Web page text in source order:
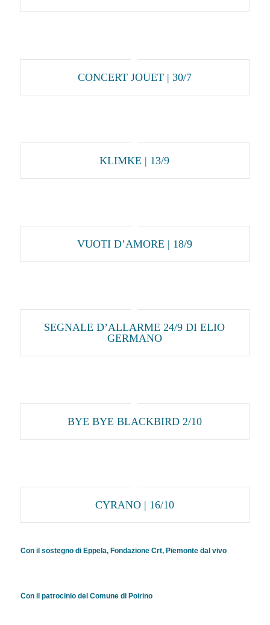
CONCERT JOUET | 30/7
KLIMKE | 13/9
VUOTI D’AMORE | 18/9
SEGNALE D’ALLARME 24/9 DI ELIO
GERMANO
BYE BYE BLACKBIRD 2/10
CYRANO | 16/10
Con il sostegno di Eppela, Fondazione Crt, Piemonte dal vivo
Con il patrocinio del Comune di Poirino